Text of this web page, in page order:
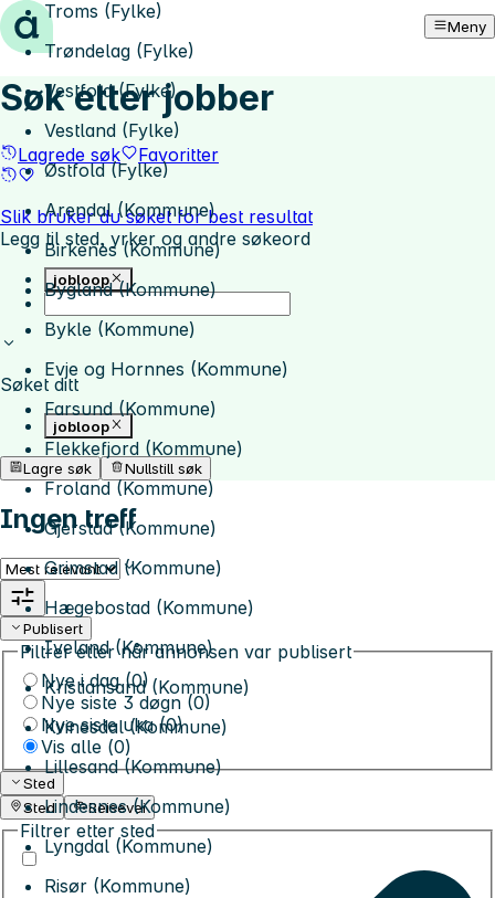
Hopp til innhold Meny
Søk etter jobber
Lagrede søk Favoritter
Slik bruker du søket for best resultat
Legg til sted, yrker og andre søkeord
jobloop
Troms (Fylke)
Trøndelag (Fylke)
Vestfold (Fylke)
Vestland (Fylke)
Østfold (Fylke)
Arendal (Kommune)
Birkenes (Kommune)
Bygland (Kommune)
Bykle (Kommune)
Evje og Hornnes (Kommune)
Farsund (Kommune)
Flekkefjord (Kommune)
Froland (Kommune)
Gjerstad (Kommune)
Grimstad (Kommune)
Hægebostad (Kommune)
Iveland (Kommune)
Kristiansand (Kommune)
Kvinesdal (Kommune)
Lillesand (Kommune)
Lindesnes (Kommune)
Lyngdal (Kommune)
Risør (Kommune)
Søket ditt
jobloop
Lagre søk Nullstill søk
Ingen treff
Sorter etter
Publisert
Filtrer etter når annonsen var publisert
Nye i dag (0)
Nye siste 3 døgn (0)
Nye siste uka (0)
Vis alle (0)
Sted
Sted
Reisevei
Filtrer etter sted